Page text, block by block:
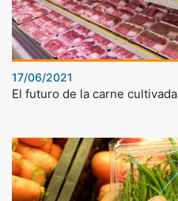
17/06/2021
El futuro de la carne cultivada